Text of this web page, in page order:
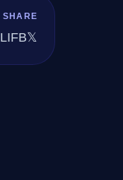
SHARE
𝕏
FB
LI